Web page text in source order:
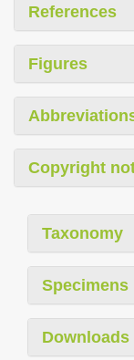
References
Figures
Copyright
Taxonomy
Specimens